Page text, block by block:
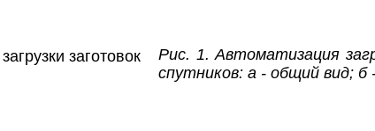
Рис. 1. Автоматизация
спутников: а - общий вид; б